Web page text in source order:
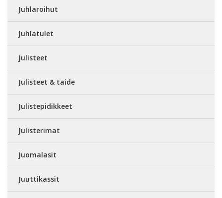
Juhlaroihut
Juhlatulet
Julisteet
Julisteet & taide
Julistepidikkeet
Julisterimat
Juomalasit
Juuttikassit